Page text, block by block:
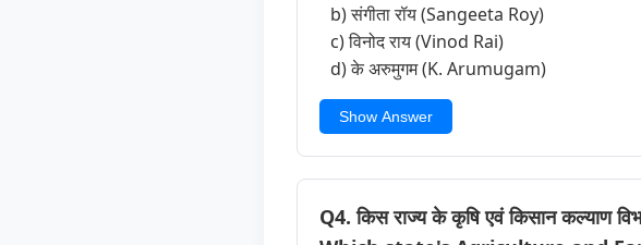
b) संगीता रॉय (Sangeeta Roy)
c) विनोद राय (Vinod Rai)
d) के अरुमुगम (K. Arumugam)
Show Answer
Q4. किस राज्य के कृषि एवं किसान कल्याण